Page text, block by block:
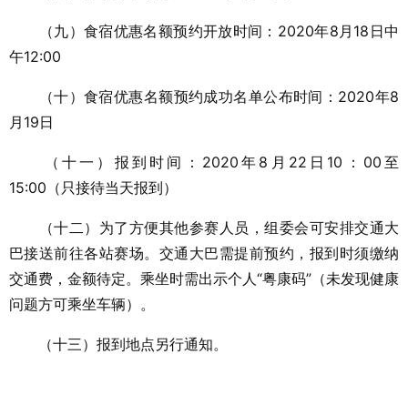
（九）食宿优惠名额预约开放时间：2020年8月18日中
午12:00
（十）食宿优惠名额预约成功名单公布时间：2020年8
月19日
（十一）报到时间：2020年8月22日10：00至
15:00（只接待当天报到）
（十二）为了方便其他参赛人员，组委会可安排交通大
巴接送前往各站赛场。交通大巴需提前预约，报到时须缴纳
交通费，金额待定。乘坐时需出示个人“粤康码”（未发现健康
问题方可乘坐车辆）。
（十三）报到地点另行通知。